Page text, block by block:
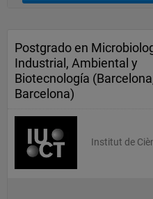
Postgrado en
Industrial, Ambiental y
Biotecnología
Barcelona)
Institut de